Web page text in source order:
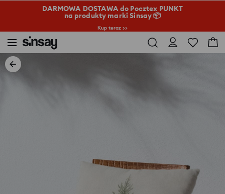
DARMOWA DOSTAWA do Pocztex PUNKT
na produkty marki Sinsay 📦
Kup teraz >>